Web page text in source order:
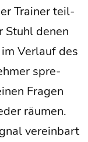
Trai­ner teil­
Stuhl denen
Ver­lauf des
spre­
Fra­gen
räu­men.
ver­ein­bart